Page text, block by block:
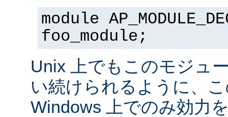
module
foo_module;
Unix 上でもこのモジュ
い続けられるように、
Windows 上でのみ効力